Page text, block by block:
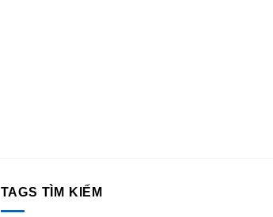
TAGS TÌM KIẾM